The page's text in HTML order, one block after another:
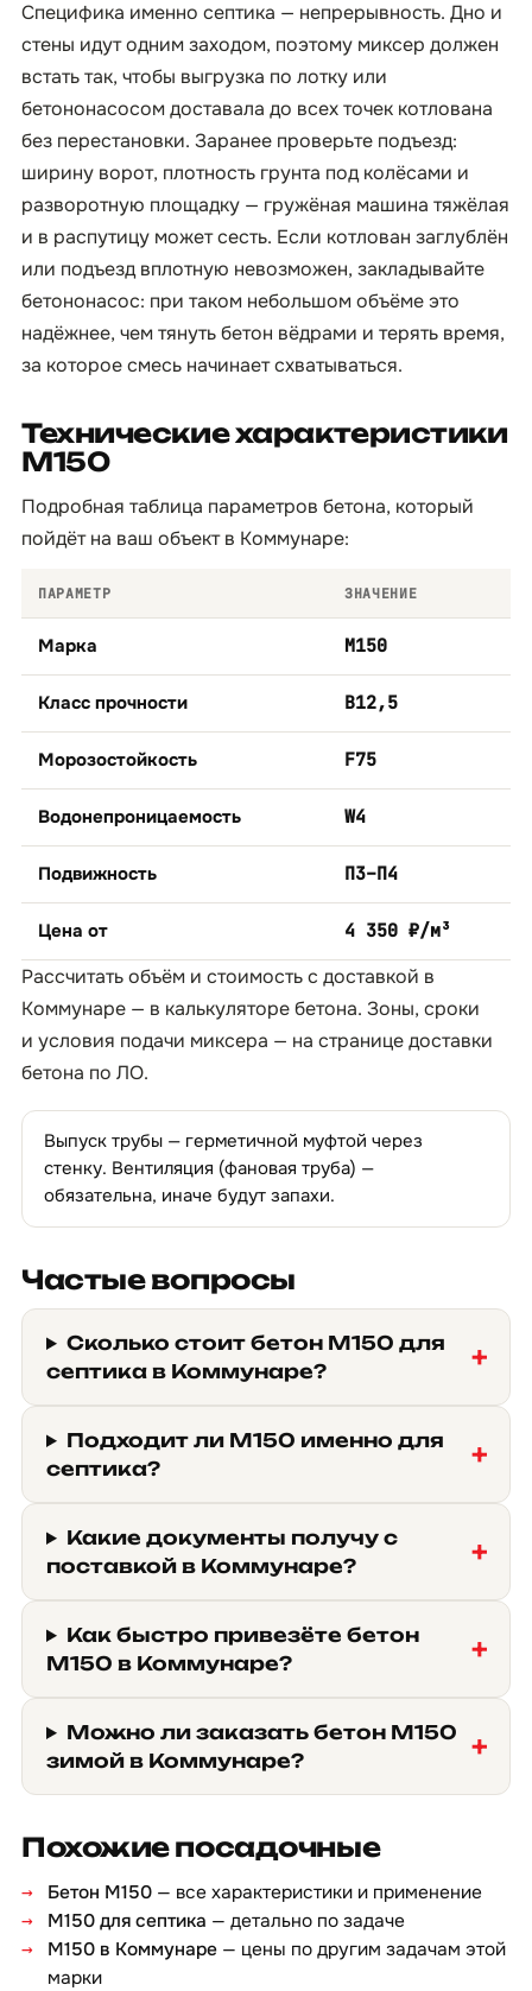
Специфика именно септика — непрерывность. Дно и
стены идут одним заходом, поэтому миксер должен
встать так, чтобы выгрузка по лотку или
бетононасосом доставала до всех точек котлована
без перестановки. Заранее проверьте подъезд:
ширину ворот, плотность грунта под колёсами и
разворотную площадку — гружёная машина тяжёлая
и в распутицу может сесть. Если котлован заглублён
или подъезд вплотную невозможен, закладывайте
бетононасос: при таком небольшом объёме это
надёжнее, чем тянуть бетон вёдрами и терять время,
за которое смесь начинает схватываться.
Технические характеристики
М150
Подробная таблица параметров бетона, который
пойдёт на ваш объект в Коммунаре:
ПАРАМЕТР ЗНАЧЕНИЕ
Марка М150
Класс прочности B12,5
Морозостойкость F75
Водонепроницаемость W4
Подвижность П3–П4
Цена от 4 350 ₽/м³
Рассчитать объём и стоимость с доставкой в
Коммунаре — в калькуляторе бетона. Зоны, сроки
и условия подачи миксера — на страницедоставки
бетона по ЛО.
Выпуск трубы — герметичной муфтой через
стенку. Вентиляция (фановая труба) —
обязательна, иначе будут запахи.
Частые вопросы
Сколько стоит бетон М150 для
септика в Коммунаре?
Подходит ли М150 именно для
септика?
Какие документы получу с
поставкой в Коммунаре?
Как быстро привезёте бетон
М150 в Коммунаре?
Можно ли заказать бетон М150
зимой в Коммунаре?
Похожие посадочные
Бетон М150 — все характеристики и применение
М150 для септика — детально по задаче
М150 в Коммунаре — цены по другим задачам этой
марки